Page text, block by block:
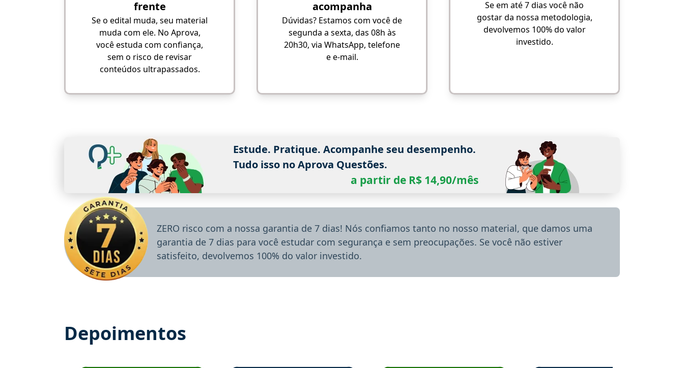
frente
Se o edital muda, seu material
muda com ele. No Aprova,
você estuda com confiança,
sem o risco de revisar
conteúdos ultrapassados.
acompanha
Dúvidas? Estamos com você de
segunda a sexta, das 08h às
20h30, via WhatsApp, telefone
e e-mail.
Se em até 7 dias você não
gostar da nossa metodologia,
devolvemos 100% do valor
investido.
Estude. Pratique. Acompanhe seu desempenho.
Tudo isso no Aprova Questões.
a partir de R$ 14,90/mês
ZERO risco com a nossa garantia de 7 dias! Nós confiamos tanto no nosso material, que damos uma
garantia de 7 dias para você estudar com segurança e sem preocupações. Se você não estiver
satisfeito, devolvemos 100% do valor investido.
Depoimentos